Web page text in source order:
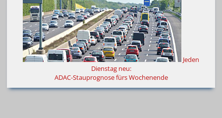
Jeden
Dienstag neu:
ADAC-Stauprognose fürs Wochenende